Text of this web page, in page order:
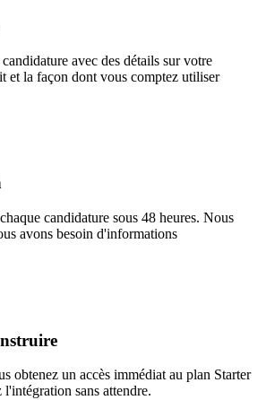
avec des détails sur votre
et la façon dont vous comptez utiliser
candidature sous 48 heures. Nous
avons besoin d'informations
obtenez un accès immédiat au plan Starter
sans attendre.